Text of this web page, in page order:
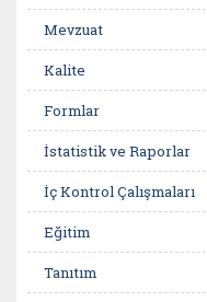
Mevzuat
Kalite
Formlar
İstatistik ve Raporlar
İç Kontrol Çalışmaları
Eğitim
Tanıtım